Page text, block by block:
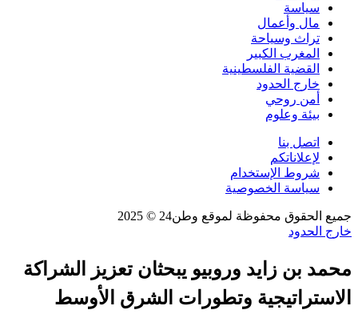
سياسة
مال وأعمال
تراث وسياحة
المغرب الكبير
القضية الفلسطينية
خارج الحدود
أمن روحي
بيئة وعلوم
اتصل بنا
لإعلاناتكم
شروط الإستخدام
سياسة الخصوصية
جميع الحقوق محفوظة لموقع وطن24 © 2025
خارج الحدود
محمد بن زايد وروبيو يبحثان تعزيز الشراكة
الاستراتيجية وتطورات الشرق الأوسط